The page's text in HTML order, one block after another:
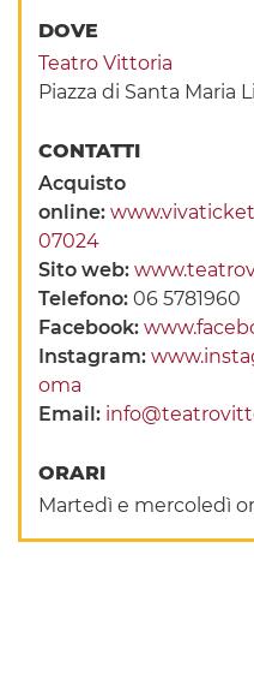
DOVE
Teatro Vittoria
Piazza di Santa Maria
CONTATTI
Acquisto
online:
07024
Sito web:
Telefono:06 5781960
Facebook:
Instagram:
oma
Email:
ORARI
Martedì e mercoledì